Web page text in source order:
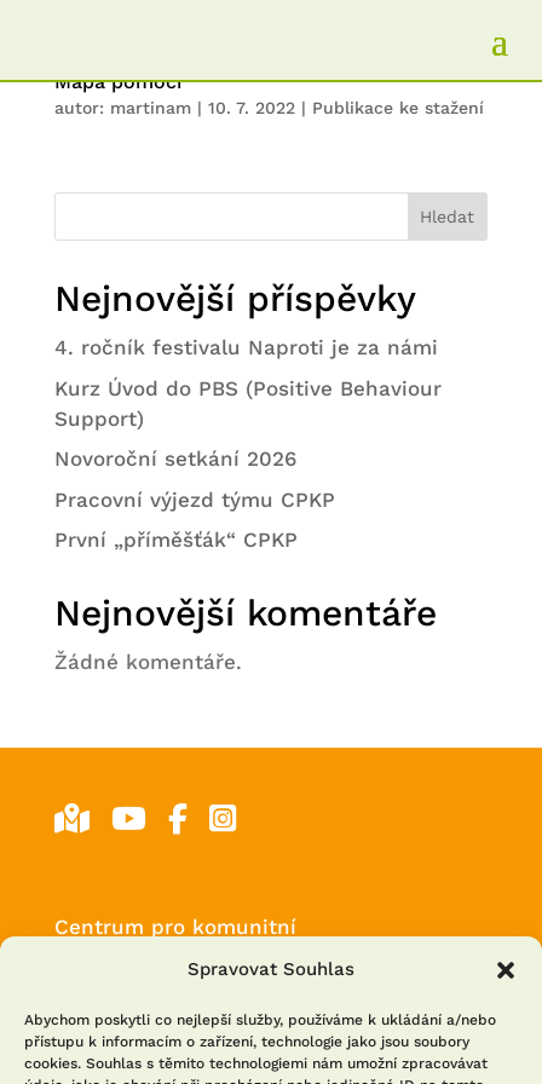
Spravovat Souhlas
Abychom poskytli co nejlepší služby, používáme k ukládání a/nebo
přístupu k informacím o zařízení, technologie jako jsou soubory
cookies. Souhlas s těmito technologiemi nám umožní zpracovávat
Mapa pomoci
autor: martinam| 10. 7. 2022| Publikace ke stažení
Hledat
Nejnovější příspěvky
4. ročník festivalu Naproti je za námi
Kurz Úvod do PBS (Positive Behaviour
Support)
Novoroční setkání 2026
Pracovní výjezd týmu CPKP
První „příměšťák“ CPKP
Nejnovější komentáře
Žádné komentáře.
Centrum pro komunitní
práci střední Čechy
Francouzská 75/4
120 00 Praha 2